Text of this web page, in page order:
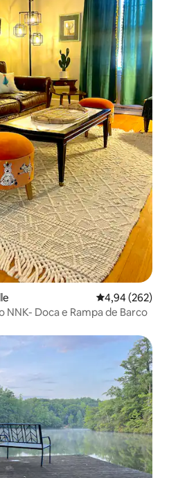
4,94 de uma
4,94 (262)
NNK- Doca e Rampa de Barco